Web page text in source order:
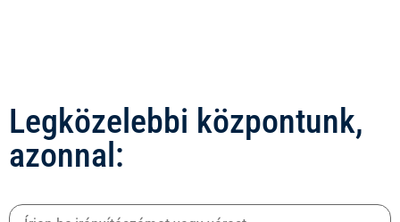
Legközelebbi központunk,
azonnal: